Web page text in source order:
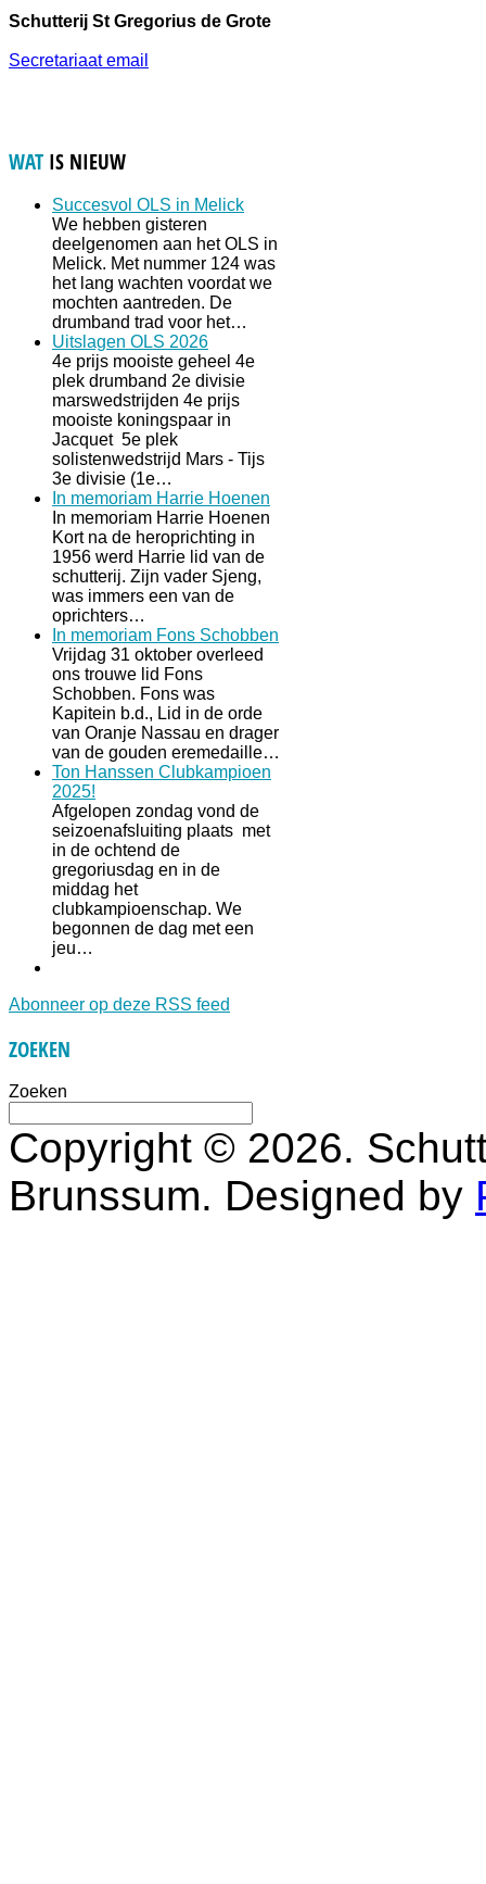
Schutterij St Gregorius de Grote
Secretariaat email
WAT IS NIEUW
Succesvol OLS in Melick
We hebben gisteren
deelgenomen aan het OLS in
Melick. Met nummer 124 was
het lang wachten voordat we
mochten aantreden. De
drumband trad voor het…
Uitslagen OLS 2026
4e prijs mooiste geheel 4e
plek drumband 2e divisie
marswedstrijden 4e prijs
mooiste koningspaar in
Jacquet 5e plek
solistenwedstrijd Mars - Tijs
3e divisie (1e…
In memoriam Harrie Hoenen
In memoriam Harrie Hoenen
Kort na de heroprichting in
1956 werd Harrie lid van de
schutterij. Zijn vader Sjeng,
was immers een van de
oprichters…
In memoriam Fons Schobben
Vrijdag 31 oktober overleed
ons trouwe lid Fons
Schobben. Fons was
Kapitein b.d., Lid in de orde
van Oranje Nassau en drager
van de gouden eremedaille…
Ton Hanssen Clubkampioen
2025!
Afgelopen zondag vond de
seizoenafsluiting plaats met
in de ochtend de
gregoriusdag en in de
middag het
clubkampioenschap. We
begonnen de dag met een
jeu…
Abonneer op deze RSS feed
ZOEKEN
Zoeken
Copyright © 2026.
Brunssum. Designed by